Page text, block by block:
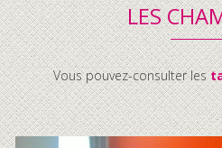
LES
Vous pouvez-consulter les